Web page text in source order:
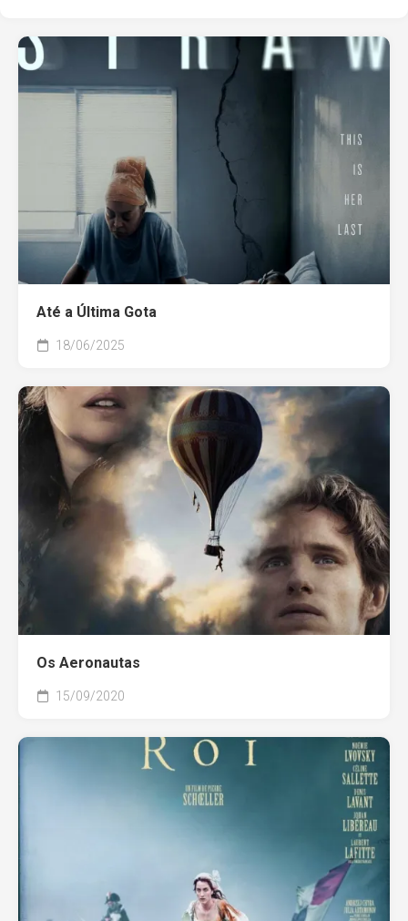
Até a Última Gota
18/06/2025
Os Aeronautas
15/09/2020